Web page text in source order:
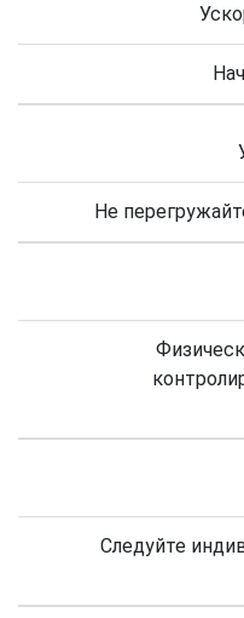
Не
Следуйте